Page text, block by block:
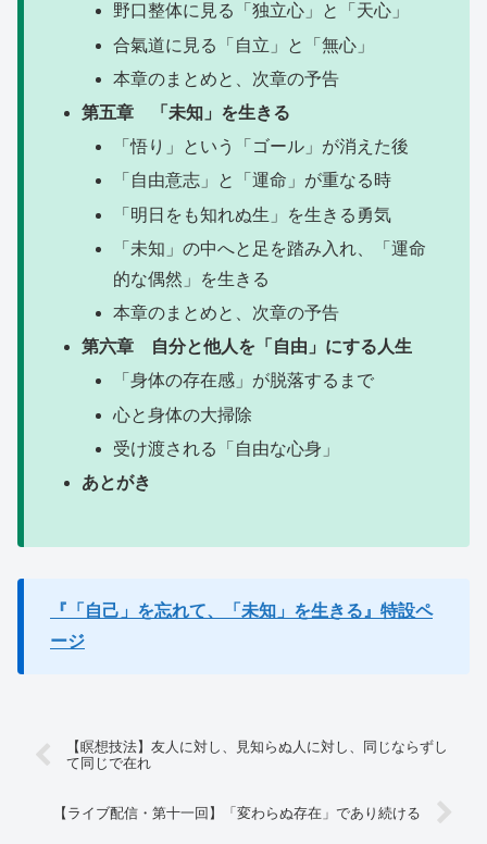
野口整体に見る「独立心」と「天心」
合氣道に見る「自立」と「無心」
本章のまとめと、次章の予告
第五章 「未知」を生きる
「悟り」という「ゴール」が消えた後
「自由意志」と「運命」が重なる時
「明日をも知れぬ生」を生きる勇気
「未知」の中へと足を踏み入れ、「運命
的な偶然」を生きる
本章のまとめと、次章の予告
第六章 自分と他人を「自由」にする人生
「身体の存在感」が脱落するまで
心と身体の大掃除
受け渡される「自由な心身」
あとがき
『「自己」を忘れて、「未知」を生きる』特設ペ
ージ
【瞑想技法】友人に対し、見知らぬ人に対し、同じならずし
て同じで在れ
【ライブ配信・第十一回】「変わらぬ存在」であり続ける